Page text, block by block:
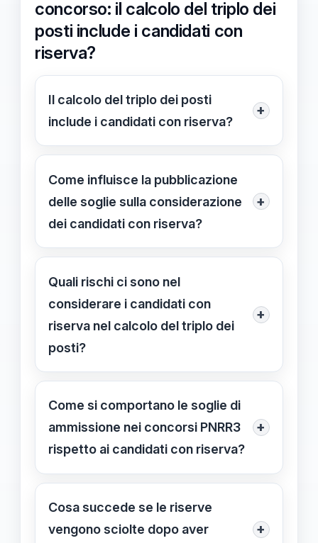
concorso: il calcolo del triplo dei
posti include i candidati con
riserva?
Il calcolo del triplo dei posti
include i candidati con riserva?
+
Sì, generalmente il calcolo del triplo
dei posti include anche i candidati
con riserva, se queste sono
riconosciute prima della
Come influisce la pubblicazione
delle soglie sulla considerazione
dei candidati con riserva?
+
Se le soglie vengono pubblicate
prima dello scioglimento delle riserve,
i candidati con riserva vengono
inclusi nel calcolo del triplo dei posti;
una pubblicazione successiva può
Quali rischi ci sono nel
considerare i candidati con
riserva nel calcolo del triplo dei
posti?
+
Il rischio principale è la sovrastima dei
candidati ammessi, poiché alcuni con
riserva potrebbero non soddisfare i
requisiti definitivi al momento della
Come si comportano le soglie di
ammissione nei concorsi PNRR3
rispetto ai candidati con riserva?
+
In PNRR3, le soglie di ammissione
devono essere chiaramente
comunicate, e l'inclusione dei
Cosa succede se le riserve
vengono sciolte dopo aver
+